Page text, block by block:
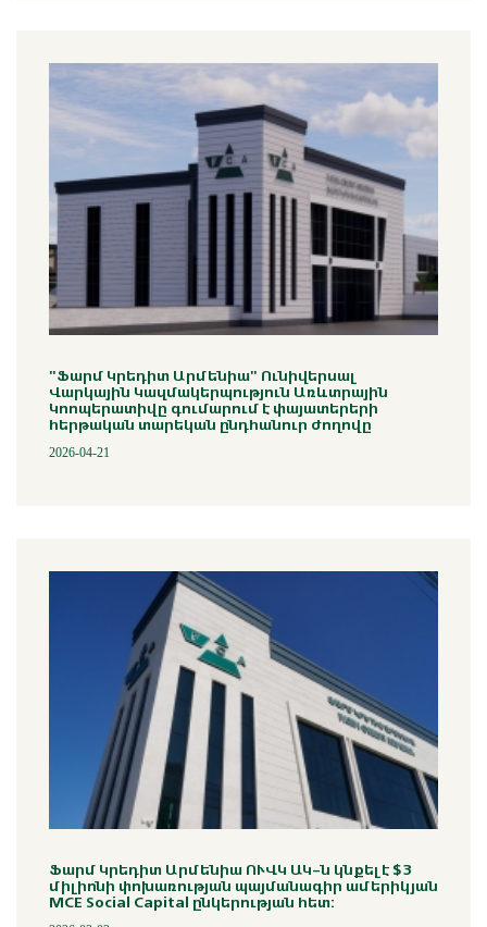
"Ֆարմ Կրեդիտ Արմենիա" Ունիվերսալ
Վարկային Կազմակերպություն Առևտրային
Կոոպերատիվը գումարում է փայատերերի
հերթական տարեկան ընդհանուր ժողովը
2026-04-21
Ֆարմ Կրեդիտ Արմենիա ՈՒՎԿ ԱԿ-ն կնքել է $3
միլիոնի փոխառության պայմանագիր ամերիկյան
MCE Social Capital ընկերության հետ: